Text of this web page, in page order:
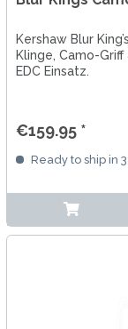
Kershaw Blur
Klinge, Camo-
EDC Einsatz.
€159.95 *
Ready to ship in